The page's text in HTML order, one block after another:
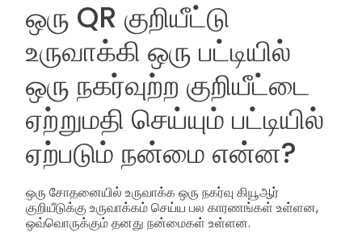
ஒரு QR குறியீட்டு
உருவாக்கி ஒரு பட்டியில்
ஒரு நகர்வுற்ற குறியீட்டை
ஏற்றுமதி செய்யும் பட்டியில்
ஏற்படும் நன்மை என்ன?
ஒரு சோதனையில் உருவாக்க ஒரு நகர்வு கியூஆர்
குறியீடுக்கு உருவாக்கம் செய்ய பல காரணங்கள் உள்ளன,
ஒவ்வொருக்கும் தனது நன்மைகள் உள்ளன.